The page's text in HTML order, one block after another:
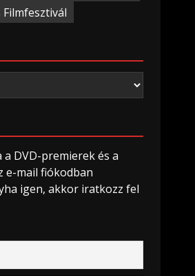
DVD-premierek és a
e-mail fiókodban
igen, akkor iratkozz fel